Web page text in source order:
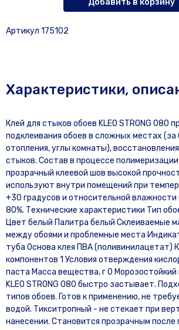
Добавить в корзину
Артикул 175102
Характеристики,
Клей для стыков обоев KLEO STRONG 080
подклеивания обоев в сложных местах (за
отопления, углы комнаты),
стыков. Состав в процессе
прозрачный клеевой шов высокой
используют внутри помещений при
+30 градусов и относительной влажности
80%. Технические характеристики Тип
Цвет белый Палитра белый Склеиваемые
между обоями и проблемные места
туба Основа клея ПВА (поливинилацетат)
компонентов 1 Условия отверждения
паста Масса вещества, г 0
KLEO STRONG 080 быстро застывает.
типов обоев. Готов к применению, не
водой. Тикситропный - не стекает при
нанесении. Становится прозрачным после